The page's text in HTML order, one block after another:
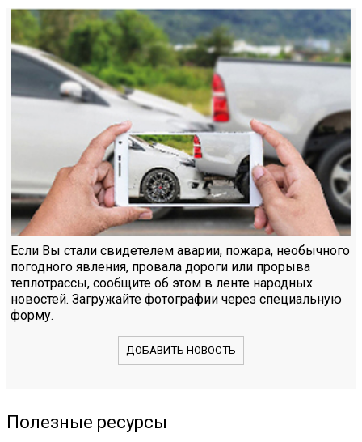
Если Вы стали свидетелем аварии, пожара, необычного
погодного явления, провала дороги или прорыва
теплотрассы, сообщите об этом в ленте народных
новостей. Загружайте фотографии через специальную
форму.
ДОБАВИТЬ НОВОСТЬ
Полезные ресурсы